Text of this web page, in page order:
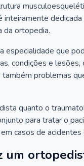
inteiramente dedicada
da ortopedia.
especialidade que
condições e lesões,
problemas
quanto o
para tratar o
casos de
um